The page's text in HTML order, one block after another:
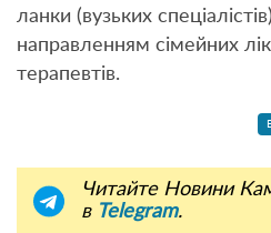
ланки (вузьких
направленням сімейних
терапевтів.
Читайте Новини
в Telegram.